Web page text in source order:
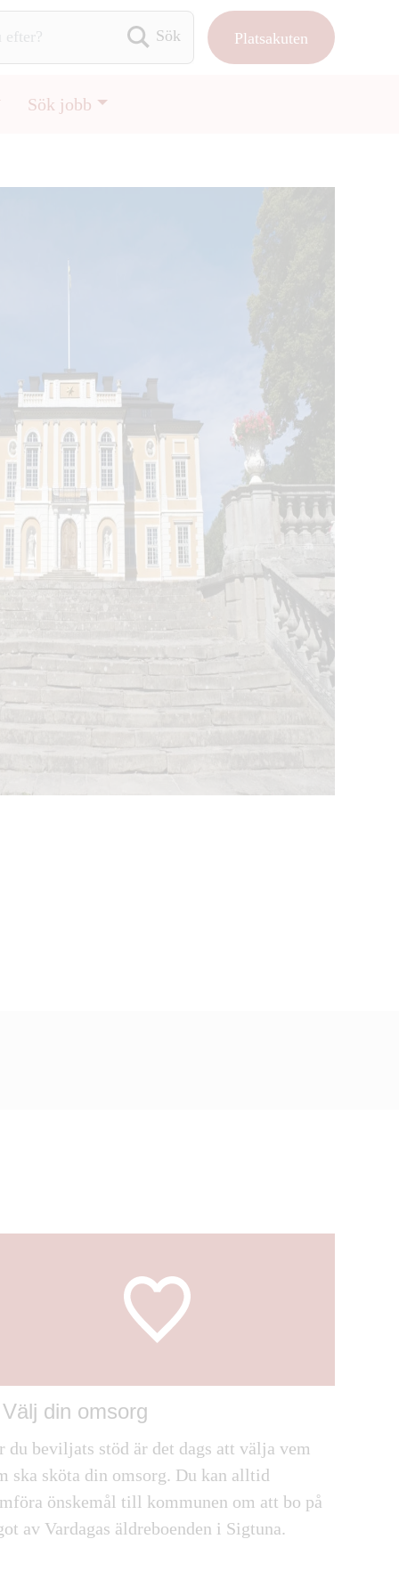
Sök efter: Platsakuten
Sök jobb
din omsorg
du beviljats stöd är det dags att välja vem
ska sköta din omsorg. Du kan alltid
önskemål till kommunen om att bo på
av Vardagas äldreboenden i Sigtuna.